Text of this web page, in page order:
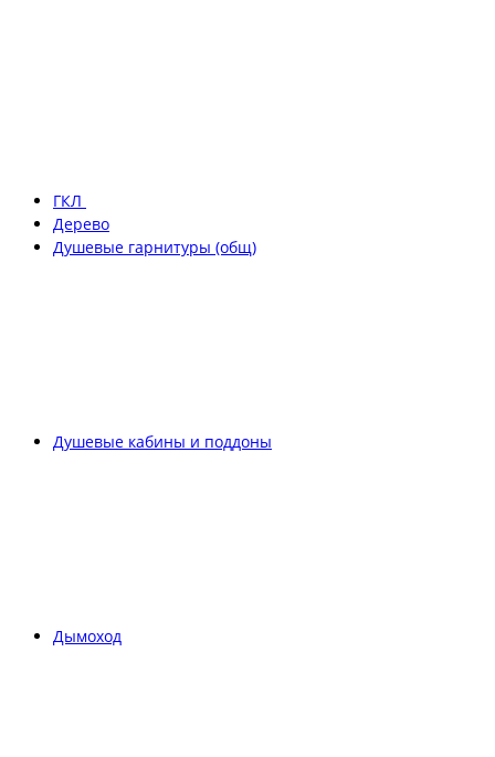
ГКЛ
Дерево
Душевые гарнитуры (общ)
Душевые кабины и поддоны
Дымоход